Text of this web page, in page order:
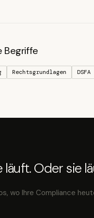
Begriffe
Rechtsgrundlagen DSFA
läuft. Oder sie
wo Ihre Compliance